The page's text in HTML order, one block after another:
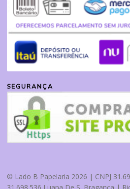
SEGURANÇA
© Lado B Papelaria 2026 | CNPJ